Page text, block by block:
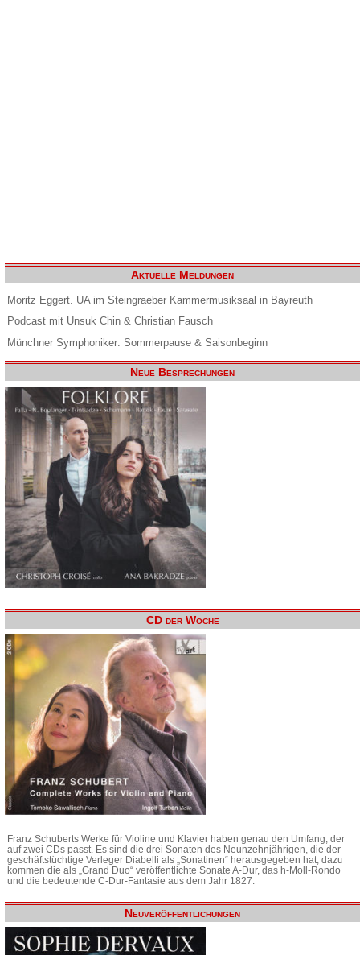
Aktuelle Meldungen
Moritz Eggert. UA im Steingraeber Kammermusiksaal in Bayreuth
Podcast mit Unsuk Chin & Christian Fausch
Münchner Symphoniker: Sommerpause & Saisonbeginn
Neue Besprechungen
CD der Woche
Franz Schuberts Werke für Violine und Klavier haben genau den Umfang, der
auf zwei CDs passt. Es sind die drei Sonaten des Neunzehnjährigen, die der
geschäftstüchtige Verleger Diabelli als „Sonatinen“ herausgegeben hat, dazu
kommen die als „Grand Duo“ veröffentlichte Sonate A-Dur, das h-Moll-Rondo
und die bedeutende C-Dur-Fantasie aus dem Jahr 1827.
Neuveröffentlichungen